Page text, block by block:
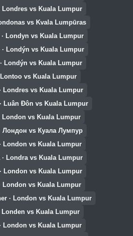
Londres vs Kuala Lumpur
vs Kvala Lumpūras
· Londyn vs Kuala Lumpur
· Londýn vs Kuala Lumpur
Londýn vs Kuala Lumpur
Lontoo vs Kuala Lumpur
Londres vs Kuala Lumpur
Luân Đôn vs Kuala Lumpur
London vs Kuala Lumpur
Лондон vs Куала Лумпур
London vs Kuala Lumpur
· Londra vs Kuala Lumpur
London vs Kuala Lumpur
London vs Kuala Lumpur
· London vs Kuala Lumpur
Londen vs Kuala Lumpur
London vs Kuala Lumpur